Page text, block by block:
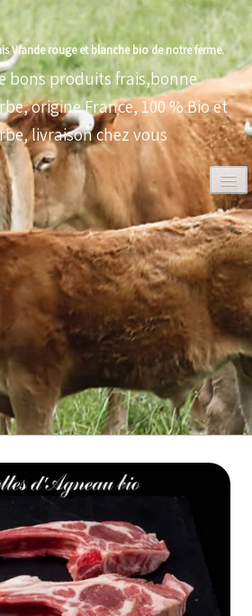
Viande rouge et blanche bio de notre ferme.
bons produits frais,bonne
origine France, 100 % Bio et
livraison chez vous
BIO